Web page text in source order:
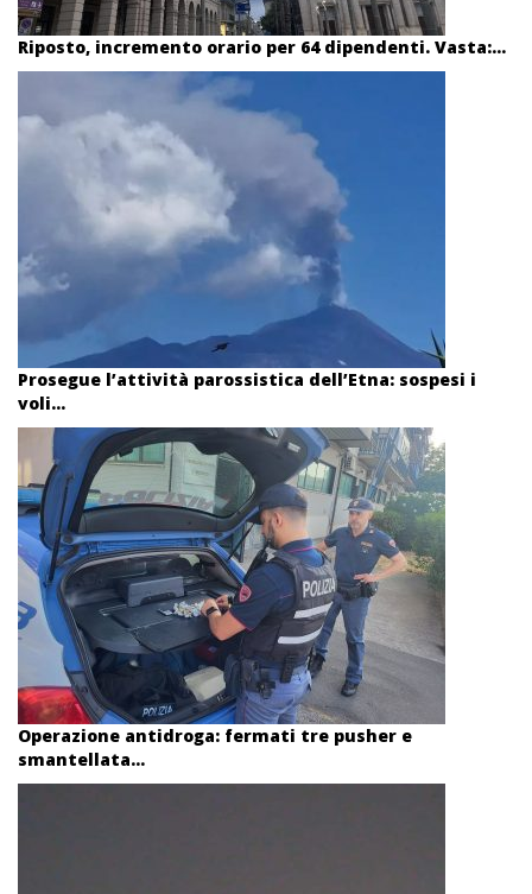
Riposto, incremento orario per 64 dipendenti. Vasta:...
Prosegue l’attività parossistica dell’Etna: sospesi i
voli...
Operazione antidroga: fermati tre pusher e
smantellata...